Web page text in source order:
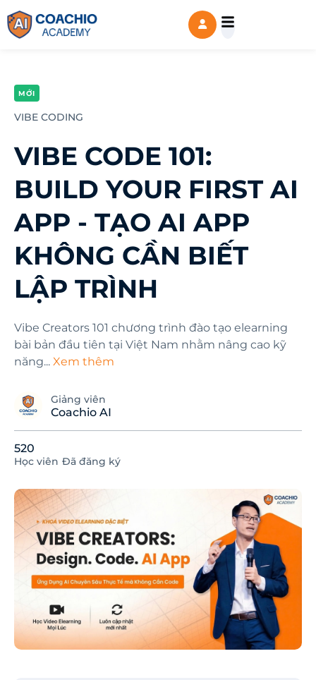
VIBE CODING
MỚI
VIBE CODE 101:
BUILD YOUR FIRST AI
APP - TẠO AI APP
KHÔNG CẦN BIẾT
LẬP TRÌNH
Vibe Creators 101 chương trình đào tạo elearning
bài bản đầu tiên tại Việt Nam nhằm nâng cao kỹ
năng... Xem thêm
Giảng viên
Coachio AI
520
Học viên Đã đăng ký